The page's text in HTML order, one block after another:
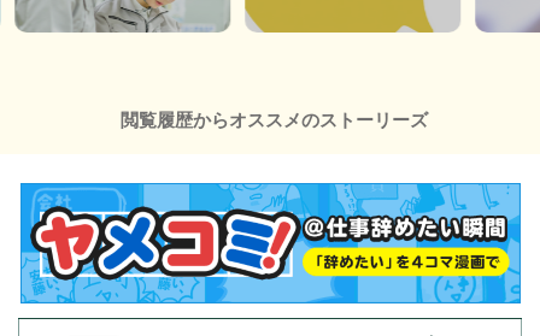
閲覧履歴からオススメのストーリーズ